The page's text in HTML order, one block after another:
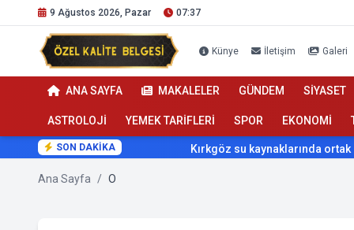
9 Ağustos 2026, Pazar 07:37
Künye İletişim Galeri
ANA SAYFA MAKALELER GÜNDEM SİYASET
ASTROLOJİ YEMEK TARİFLERİ SPOR EKONOMİ
SON DAKİKA Kırkgöz su kaynaklarında ortak
Ana Sayfa / O